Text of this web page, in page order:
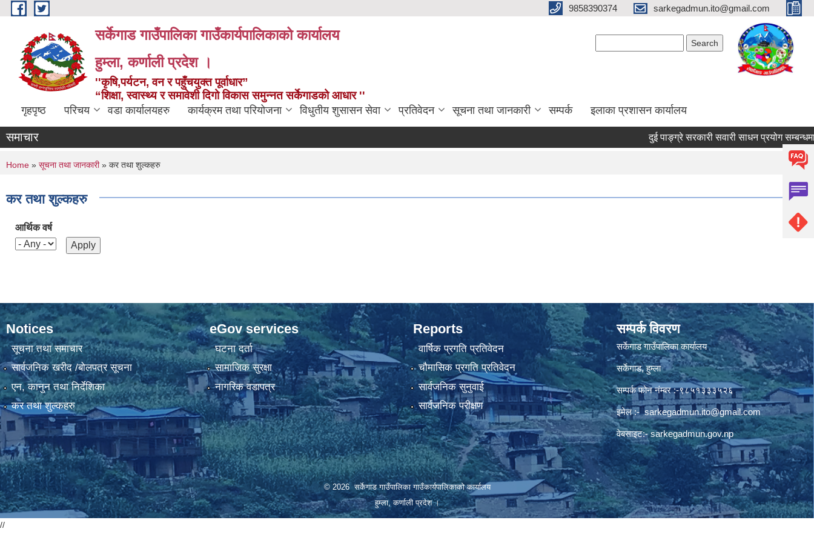
Skip to main content 9858390374 sarkegadmun.ito@gmail.com
सर्केगाड गाउँपालिका गाउँकार्यपालिकाको कार्यालय
हुम्ला, कर्णाली प्रदेश ।
''कृषि,पर्यटन, वन र पहुँचयुक्त पूर्वाधार”
“शिक्षा, स्वास्थ्य र समावेशी दिगो विकास समुन्नत सर्केगाडको आधार ''
गृहपृष्ठ परिचय वडा कार्यालयहरु कार्यक्रम तथा परियोजना विधुतीय शुसासन सेवा प्रतिवेदन सूचना तथा जानकारी सम्पर्क इलाका प्रशासन कार्यालय
समाचार दुई पाङ्ग्रे सरकारी सवारी साधन प्रयोग सम्बन्धमा ।
You are here
Home » सूचना तथा जानकारी» कर तथा शुल्कहरु
कर तथा शुल्कहरु
आर्थिक वर्ष
Notices
सूचना तथा समाचार
सार्वजनिक खरीद /बोलपत्र सूचना
एन, कानुन तथा निर्देशिका
कर तथा शुल्कहरु
eGov services
घटना दर्ता
सामाजिक सुरक्षा
नागरिक वडापत्र
Reports
वार्षिक प्रगति प्रतिवेदन
चौमासिक प्रगति प्रतिवेदन
सार्वजनिक सुनुवाई
सार्वजनिक परीक्षण
सम्पर्क विवरण
सर्केगाड गाउँपालिका कार्यालय
सर्केगाड, हुम्ला
सम्पर्क फोन नंम्बर :-९८५१३३३५२६
इमेल :-sarkegadmun.ito@gmail.com
वेबसाइट:- sarkegadmun.gov.np
© 2026 सर्केगाड गाउँपालिका गाउँकार्यपालिकाको कार्यालय
हुम्ला, कर्णाली प्रदेश ।
//